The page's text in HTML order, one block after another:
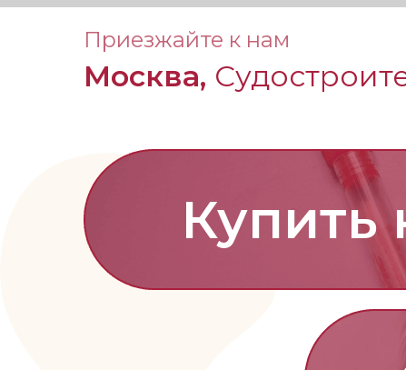
Приезжайте к нам
Москва,
Купить